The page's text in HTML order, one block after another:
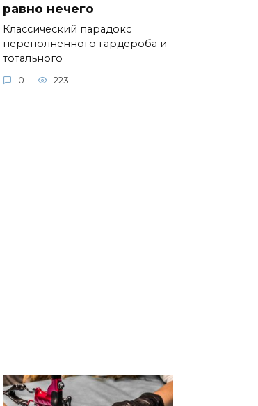
равно нечего
Классический парадокс
переполненного гардероба и
тотального
0 223